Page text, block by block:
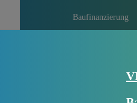
Baufinanzierung